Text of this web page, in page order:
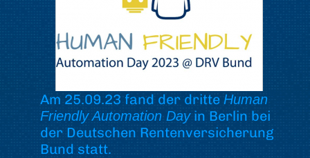
Am 25.09.23 fand der dritte Human
Friendly Automation Dayin Berlin bei
der Deutschen Rentenversicherung
Bund statt.